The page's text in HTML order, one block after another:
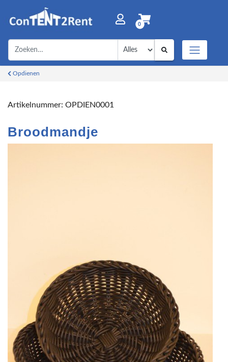
0
Opdienen
Artikelnummer: OPDIEN0001
Broodmandje